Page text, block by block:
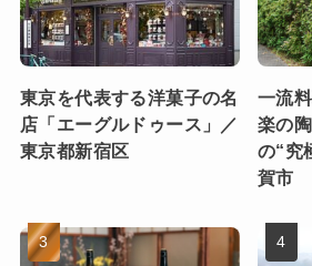
東京を代表する洋菓子の名
店「エーグルドゥース」／
東京都新宿区
一流
楽の
の“究
賀市